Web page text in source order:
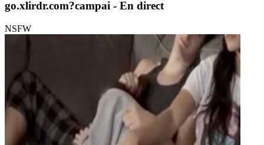
go.xlirdr.com?campai - En direct
NSFW